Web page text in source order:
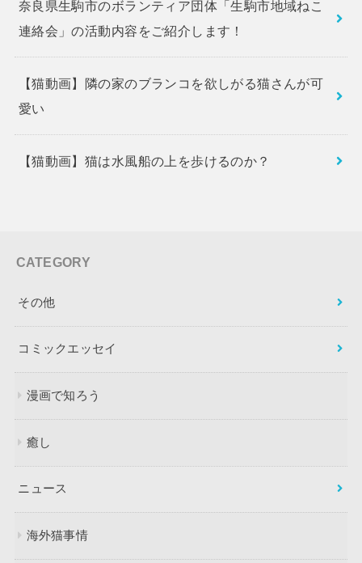
奈良県生駒市のボランティア団体「生駒市地域ねこ
連絡会」の活動内容をご紹介します！
【猫動画】隣の家のブランコを欲しがる猫さんが可
愛い
【猫動画】猫は水風船の上を歩けるのか？
CATEGORY
その他
コミックエッセイ
漫画で知ろう
癒し
ニュース
海外猫事情